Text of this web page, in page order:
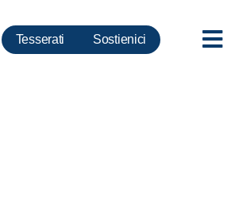
Tesserati Sostienici